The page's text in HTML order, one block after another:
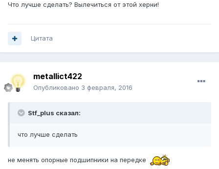
Что лучше сделать? Вылечиться от этой херни!
Цитата
metallict422
Опубликовано 3 февраля, 2016
Stf_plus сказал:
что лучше сделать
не менять опорные подшипники на передке